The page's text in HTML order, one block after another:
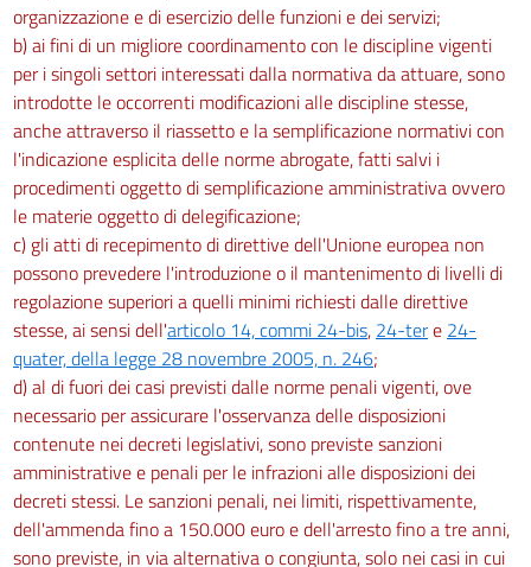
organizzazione e di esercizio delle funzioni e dei servizi;
b) ai fini di un migliore coordinamento con le discipline vigenti
per i singoli settori interessati dalla normativa da attuare, sono
introdotte le occorrenti modificazioni alle discipline stesse,
anche attraverso il riassetto e la semplificazione normativi con
l'indicazione esplicita delle norme abrogate, fatti salvi i
procedimenti oggetto di semplificazione amministrativa ovvero
le materie oggetto di delegificazione;
c) gli atti di recepimento di direttive dell'Unione europea non
possono prevedere l'introduzione o il mantenimento di livelli di
regolazione superiori a quelli minimi richiesti dalle direttive
stesse, ai sensi dell'articolo 14, commi 24-bis, 24-tere 24-
quater, della legge 28 novembre 2005, n. 246;
d) al di fuori dei casi previsti dalle norme penali vigenti, ove
necessario per assicurare l'osservanza delle disposizioni
contenute nei decreti legislativi, sono previste sanzioni
amministrative e penali per le infrazioni alle disposizioni dei
decreti stessi. Le sanzioni penali, nei limiti, rispettivamente,
dell'ammenda fino a 150.000 euro e dell'arresto fino a tre anni,
sono previste, in via alternativa o congiunta, solo nei casi in cui